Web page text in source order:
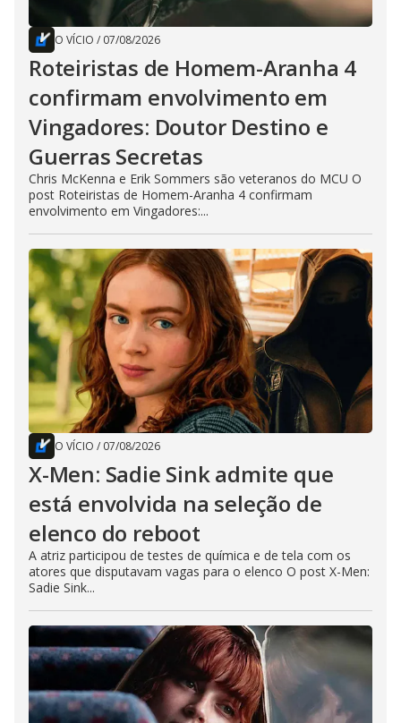
O VÍCIO / 07/08/2026
Roteiristas de Homem-Aranha 4
confirmam envolvimento em
Vingadores: Doutor Destino e
Guerras Secretas
Chris McKenna e Erik Sommers são veteranos do MCU O
post Roteiristas de Homem-Aranha 4 confirmam
envolvimento em Vingadores:...
O VÍCIO / 07/08/2026
X-Men: Sadie Sink admite que
está envolvida na seleção de
elenco do reboot
A atriz participou de testes de química e de tela com os
atores que disputavam vagas para o elenco O post X-Men:
Sadie Sink...